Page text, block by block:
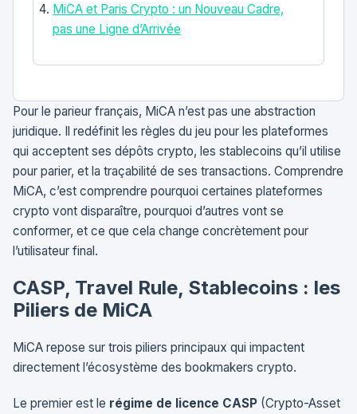
MiCA et Paris Crypto : un Nouveau Cadre,
pas une Ligne d’Arrivée
Pour le parieur français, MiCA n’est pas une abstraction
juridique. Il redéfinit les règles du jeu pour les plateformes
qui acceptent ses dépôts crypto, les stablecoins qu’il utilise
pour parier, et la traçabilité de ses transactions. Comprendre
MiCA, c’est comprendre pourquoi certaines plateformes
crypto vont disparaître, pourquoi d’autres vont se
conformer, et ce que cela change concrètement pour
l’utilisateur final.
CASP, Travel Rule, Stablecoins : les
Piliers de MiCA
MiCA repose sur trois piliers principaux qui impactent
directement l’écosystème des bookmakers crypto.
Le premier est le régime de licence CASP (Crypto-Asset